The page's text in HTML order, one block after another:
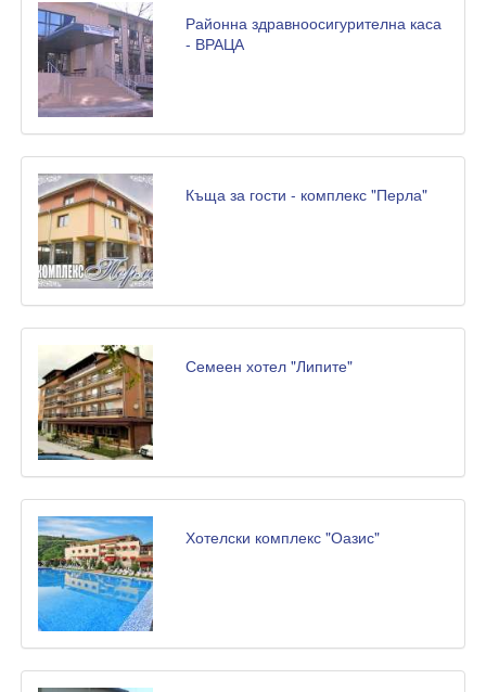
Районна здравноосигурителна каса
- ВРАЦА
Къща за гости - комплекс "Перла"
Семеен хотел "Липите"
Хотелски комплекс "Оазис"